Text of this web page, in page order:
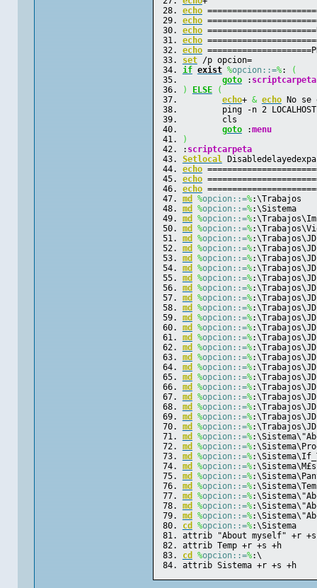
echo
echo
echo
echo
echo
set /p opcion=
if exist %opcion::=%:
(
goto : scriptcarpeta
)
ELSE
(
echo+ & echo No se
ping -n 2
	cls
goto :menu
)
: scriptcarpeta
Setlocal
echo
echo
echo
md
%opcion::=%:\Trabajos
md
%opcion::=%:\Sistema
md
%opcion::=%:\Trabajos\Im
md
%opcion::=%
md
%opcion::=%
md
%opcion::=%
md
%opcion::=%
md
%opcion::=%
md
%opcion::=%
md
%opcion::=%
md
%opcion::=%
md
%opcion::=%
md
%opcion::=%
md
%opcion::=%
md
%opcion::=%
md
%opcion::=%
md
%opcion::=%
md
%opcion::=%
md
%opcion::=%
md
%opcion::=%
md
%opcion::=%
md
%opcion::=%
md
%opcion::=%
md
%opcion::=%
md
%opcion::=%
md
%opcion::=%
md
%opcion::=%
md
%opcion::=%
md
%opcion::=%
md
%opcion::=%
md
%opcion::=%
md
%opcion::=%
md
%opcion::=%
cd
%opcion::=%:\Sistema
attrib "About myself" +r +s
attrib Temp +r +s +h
cd
%opcion::=%:\
attrib Sistema +r +s +h